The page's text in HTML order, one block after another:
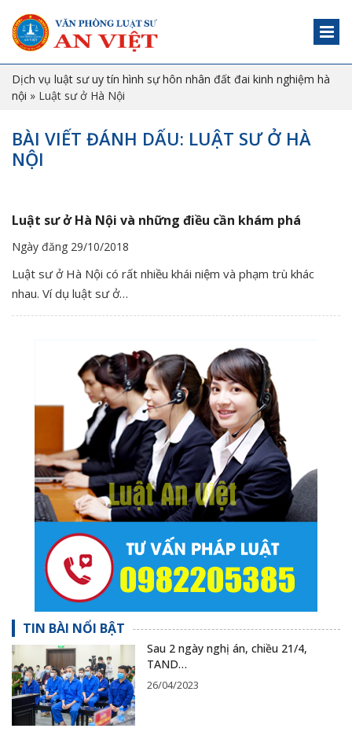
Dịch vụ luật sư uy tín hình sự hôn nhân đất đai kinh nghiệm hà
nội » Luật sư ở Hà Nội
BÀI VIẾT ĐÁNH DẤU: LUẬT SƯ Ở HÀ
NỘI
Luật sư ở Hà Nội và những điều cần khám phá
Ngày đăng 29/10/2018
Luật sư ở Hà Nội có rất nhiều khái niệm và phạm trù khác
nhau. Ví dụ luật sư ở…
TIN BÀI NỔI BẬT
Sau 2 ngày nghị án, chiều 21/4,
TAND…
26/04/2023